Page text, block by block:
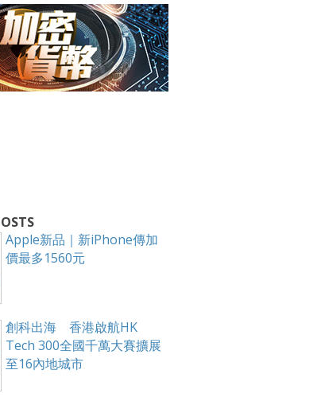
Apple新品｜新iPhone傳加
價最多1560元
創科出海 香港啟航HK
Tech 300全國千萬大賽擴展
至16內地城市